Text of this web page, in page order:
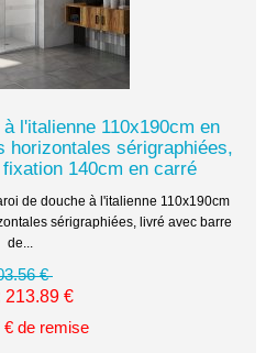
l'italienne 110x190cm en
horizontales sérigraphiées,
140cm en carré
de douche à l'italienne 110x190cm
sérigraphiées, livré avec barre
de...
€
213.89 €
€ de remise